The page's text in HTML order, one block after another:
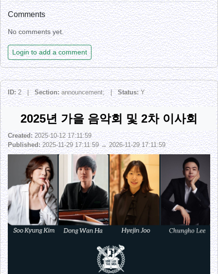
Comments
No comments yet.
Login to add a comment
ID:2 |Section:announcement; |Status:Y
2025년 가을 음악회 및 2차 이사회
Created:2025-10-12 17:11:59
Published:2025-11-29 17:11:59 → 2026-11-29 17:11:59